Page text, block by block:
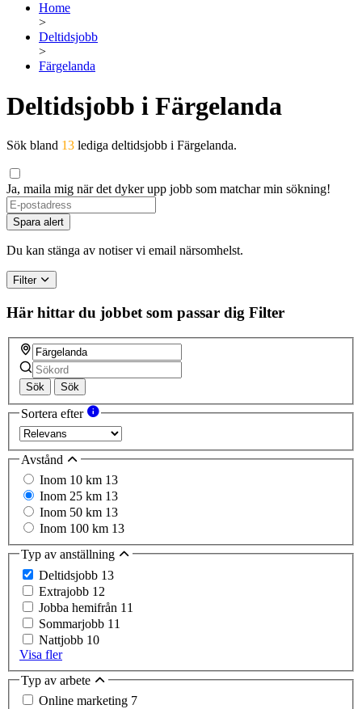
Home
>
Deltidsjobb
>
Färgelanda
Deltidsjobb i Färgelanda
Sök bland 13 lediga deltidsjobb i Färgelanda.
Ja, maila mig när det dyker upp jobb som matchar min sökning!
If
you
are
a
ignore
this
field
Spara alert
Du kan stänga av notiser vi email närsomhelst.
Filter
Här hittar du jobbet som passar dig Filter
Sök Sök
Sortera efter
Avstånd
Inom 10 km 13
Inom 25 km 13
Inom 50 km 13
Inom 100 km 13
Typ av anställning
Deltidsjobb 13
Extrajobb 12
Jobba hemifrån 11
Sommarjobb 11
Nattjobb 10
Visa fler
Typ av arbete
Online marketing 7